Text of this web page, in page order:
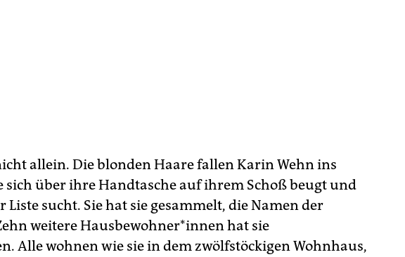
allein. Die blonden Haare fallen Karin Wehn ins
sich über ihre Handtasche auf ihrem Schoß beugt und
Liste sucht. Sie hat sie gesammelt, die Namen der
weitere Haus­be­woh­ne­r*in­nen hat sie
Alle wohnen wie sie in dem zwölfstöckigen Wohnhaus,